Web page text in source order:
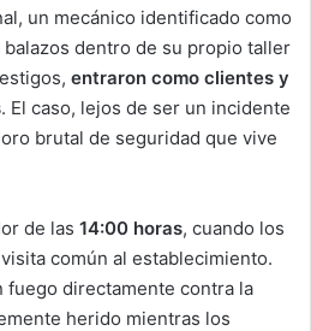
un mecánico identificado como
balazos dentro de su propio taller
entraron como clientes y
. El caso, lejos de ser un incidente
brutal de seguridad que vive
de las 14:00 horas, cuando los
común al establecimiento.
fuego directamente contra la
herido mientras los